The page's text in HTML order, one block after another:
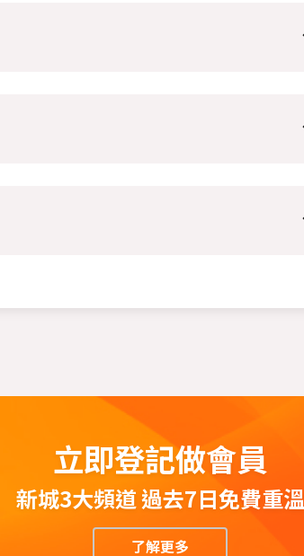
立即登記做會員
新城3大頻道 過去7日免費重溫
了解更多